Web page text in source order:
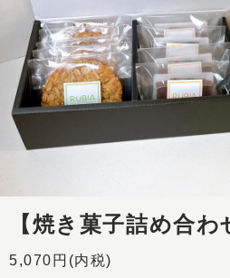
【焼き菓子詰め合わ
5,070円(内税)